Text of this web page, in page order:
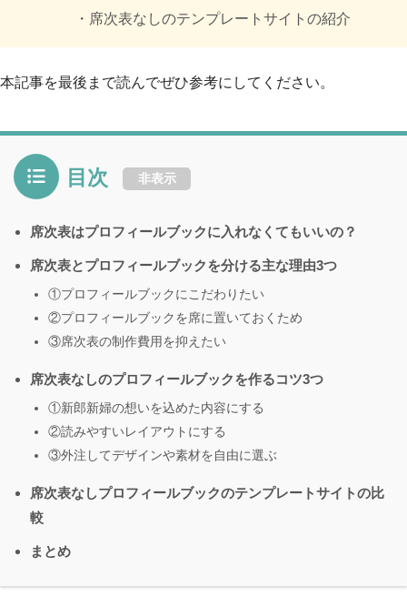
・席次表なしのテンプレートサイトの紹介
本記事を最後まで読んでぜひ参考にしてください。
目次 非表示
席次表はプロフィールブックに入れなくてもいいの？
席次表とプロフィールブックを分ける主な理由3つ
①プロフィールブックにこだわりたい
②プロフィールブックを席に置いておくため
③席次表の制作費用を抑えたい
席次表なしのプロフィールブックを作るコツ3つ
①新郎新婦の想いを込めた内容にする
②読みやすいレイアウトにする
③外注してデザインや素材を自由に選ぶ
席次表なしプロフィールブックのテンプレートサイトの比
較
まとめ